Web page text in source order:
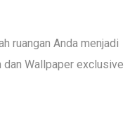
ruangan Anda menjadi
dan Wallpaper exclusive